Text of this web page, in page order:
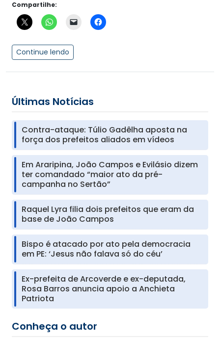
Compartilhe:
Continue lendo
Últimas Notícias
Contra-ataque: Túlio Gadêlha aposta na
força dos prefeitos aliados em vídeos
Em Araripina, João Campos e Evilásio dizem
ter comandado “maior ato da pré-
campanha no Sertão”
Raquel Lyra filia dois prefeitos que eram da
base de João Campos
Bispo é atacado por ato pela democracia
em PE: ‘Jesus não falava só do céu’
Ex-prefeita de Arcoverde e ex-deputada,
Rosa Barros anuncia apoio a Anchieta
Patriota
Conheça o autor